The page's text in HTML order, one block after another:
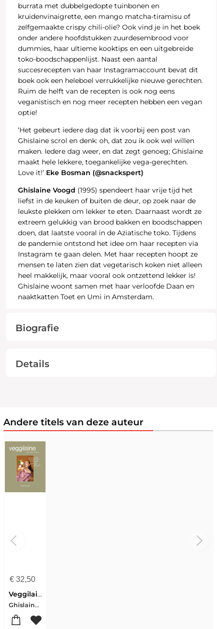
burrata met dubbelgedopte tuinbonen en
kruidenvinaigrette, een mango matcha-tiramisu of
zelfgemaakte crispy chili-olie? Ook vind je in het boek
onder andere hoofdstukken zuurdesembrood voor
dummies, haar ultieme kooktips en een uitgebreide
toko-boodschappenlijst. Naast een aantal
succesrecepten van haar Instagramaccount bevat dit
boek ook een heleboel verrukkelijke nieuwe gerechten.
Ruim de helft van de recepten is ook nog eens
veganistisch en nog meer recepten hebben een vegan
optie!
‘Het gebeurt iedere dag dat ik voorbij een post van
Ghislaine scrol en denk: oh, dat zou ik ook wel willen
maken. Iedere dag weer, en dat zegt genoeg; Ghislaine
maakt hele lekkere, toegankelijke vega-gerechten.
Love it!’ Eke Bosman (@snackspert)
Ghislaine Voogd (1995) spendeert haar vrije tijd het
liefst in de keuken of buiten de deur, op zoek naar de
leukste plekken om lekker te eten. Daarnaast wordt ze
extreem gelukkig van brood bakken en boodschappen
doen, dat laatste vooral in de Aziatische toko. Tijdens
de pandemie ontstond het idee om haar recepten via
Instagram te gaan delen. Met haar recepten hoopt ze
mensen te laten zien dat vegetarisch koken niet alleen
heel makkelijk, maar vooral ook ontzettend lekker is!
Ghislaine woont samen met haar verloofde Daan en
naaktkatten Toet en Umi in Amsterdam.
Biografie
Details
Andere titels van deze auteur
€32,50
Veggilaine voor ieder seizoen
Ghislaine Voogd